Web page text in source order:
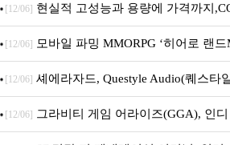
브랜드데이 기획전 진행
[12/06] 현실적 고성능과 용량에 가격까지
M.2 NVMe 디앤디컴 1TB
[12/06] 모바일 파밍 MMORPG ‘히어로 랜
[12/06] 셰에라자드, Questyle Audio(퀘스타
내 정식 출시
[12/06] 그라비티 게임 어라이즈(GGA), 인